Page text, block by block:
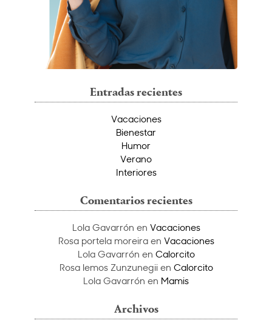
Entradas recientes
Vacaciones
Bienestar
Humor
Verano
Interiores
Comentarios recientes
Lola Gavarrón en Vacaciones
Rosa portela moreiraen Vacaciones
Lola Gavarrón en Calorcito
Rosa lemos Zunzunegiien Calorcito
Lola Gavarrón en Mamis
Archivos